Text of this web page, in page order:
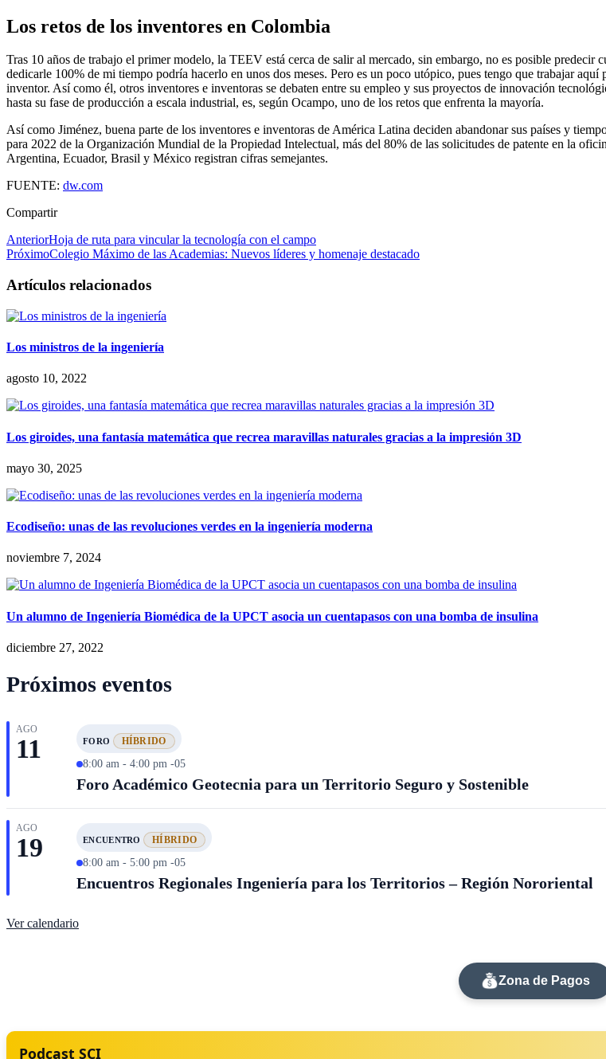
Los retos de los inventores en Colombia
Tras 10 años de trabajo el primer modelo, la TEEV está cerca de salir al mercado, sin embargo, no es posible
dedicarle 100% de mi tiempo podría hacerlo en unos dos meses. Pero es un poco utópico, pues tengo que trabajar
inventor. Así como él, otros inventores e inventoras se debaten entre su empleo y sus proyectos de innovación
hasta su fase de producción a escala industrial, es, según Ocampo, uno de los retos que enfrenta la mayoría.
Así como Jiménez, buena parte de los inventores e inventoras de América Latina deciden abandonar sus países y
para 2022 de la Organización Mundial de la Propiedad Intelectual, más del 80% de las solicitudes de patente en la
Argentina, Ecuador, Brasil y México registran cifras semejantes.
FUENTE: dw.com
Compartir
AnteriorHoja de ruta para vincular la tecnología con el campo
PróximoColegio Máximo de las Academias: Nuevos líderes y homenaje destacado
Artículos relacionados
Los ministros de la ingeniería
agosto 10, 2022
Los giroides, una fantasía matemática que recrea maravillas naturales gracias a la impresión 3D
mayo 30, 2025
Ecodiseño: unas de las revoluciones verdes en la ingeniería moderna
noviembre 7, 2024
Un alumno de Ingeniería Biomédica de la UPCT asocia un cuentapasos con una bomba de insulina
diciembre 27, 2022
Próximos eventos
AGO
11 FORO HÍBRIDO
8:00 am - 4:00 pm -05
Foro Académico Geotecnia para un Territorio Seguro y Sostenible
AGO
19 ENCUENTRO HÍBRIDO
8:00 am - 5:00 pm -05
Encuentros Regionales Ingeniería para los Territorios – Región Nororiental
Ver calendario
Zona de Pagos
Podcast SCI